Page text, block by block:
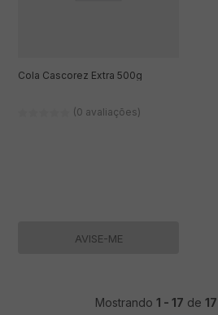
Cola Cascorez Extra 500g
(0 avaliações)
AVISE-ME
Mostrando 1 - 17 de 17